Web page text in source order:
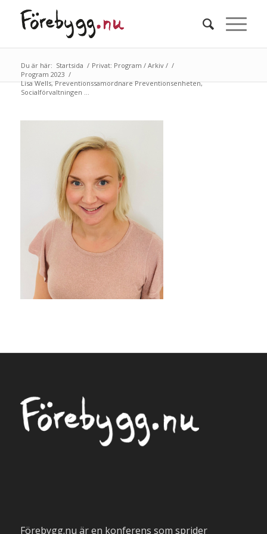
Du är här: Startsida / Privat: Program / Arkiv / /
Program 2023 /
Lisa Wells, Preventionssamordnare Preventionsenheten,
Socialförvaltningen ...
Förebygg.nu är en konferens som sprider